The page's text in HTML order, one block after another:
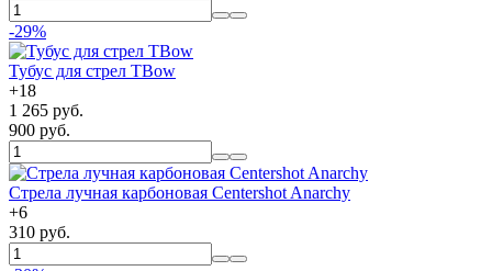
-29%
Тубус для стрел TBow
+18
1 265 руб.
900 руб.
Стрела лучная карбоновая Centershot Anarchy
+6
310 руб.